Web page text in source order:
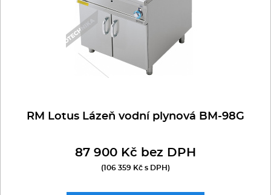
Řeznické stroje
Konvektomaty/Pece
Stolní zařízení
RM Lotus Lázeň vodní plynová BM-98G
87 900 Kč bez DPH
(106 359 Kč s DPH)